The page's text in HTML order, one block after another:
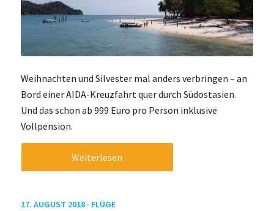
Weihnachten und Silvester mal anders verbringen – an
Bord einer AIDA-Kreuzfahrt quer durch Südostasien.
Und das schon ab 999 Euro pro Person inklusive
Vollpension.
Weiterlesen
17. AUGUST 2018 · FLÜGE